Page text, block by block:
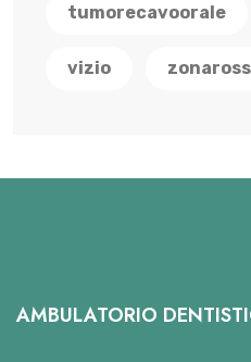
tumorecavoorale
vizio
AMBULATORIO